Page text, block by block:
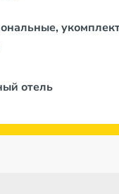
отель